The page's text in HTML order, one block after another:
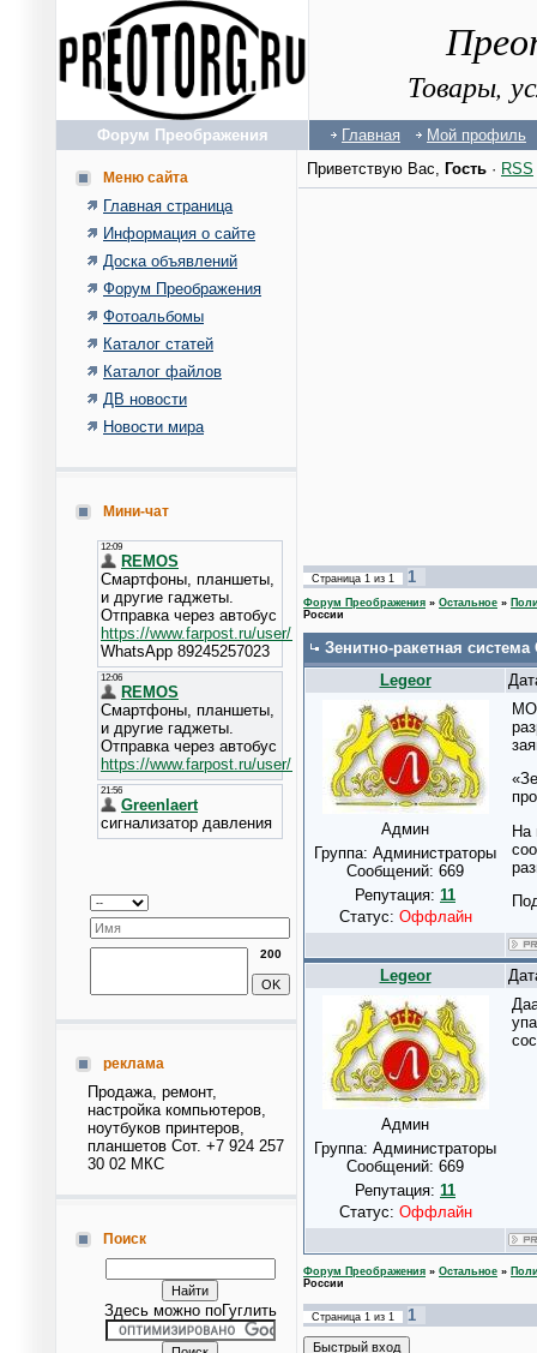
Товары,
Форум Преображения Главная Мой профиль
Меню сайта
Главная страница
Информация о сайте
Доска объявлений
Форум Преображения
Фотоальбомы
Каталог статей
Каталог файлов
ДВ новости
Новости мира
Мини-чат
200
реклама
Продажа, ремонт,
настройка компьютеров,
ноутбуков принтеров,
планшетов Сот. +7 924 257
30 02 МКС
Поиск
Здесь можно поГуглить
Приветствую Вас, Гость · RSS
Страница 1 из 1 1
Форум Преображения » Остальное »
России
Зенитно-ракетная
Legeor
Админ
Группа: Администраторы
Сообщений: 669
Репутация: 11
Статус: Оффлайн
На
Legeor
Админ
Группа: Администраторы
Сообщений: 669
Репутация: 11
Статус: Оффлайн
Форум Преображения » Остальное »
России
Страница 1 из 1 1